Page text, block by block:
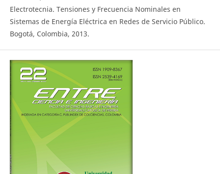
Electrotecnia. Tensiones y Frecuencia Nominales en
Sistemas de Energía Eléctrica en Redes de Servicio Público.
Bogotá, Colombia, 2013.